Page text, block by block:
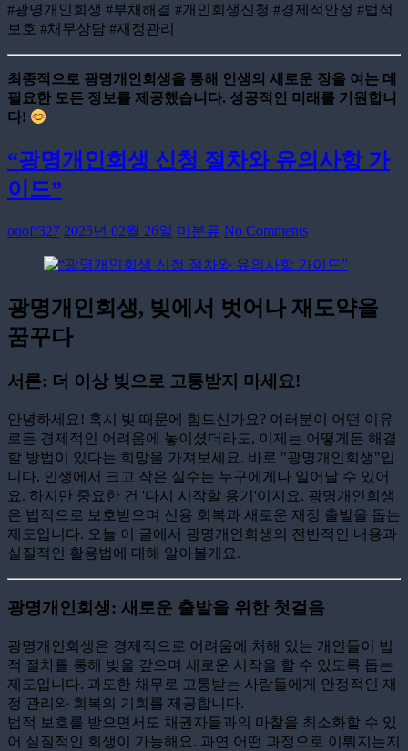
#광명개인회생 #부채해결 #개인회생신청 #경제적안정 #법적
보호 #채무상담 #재정관리
최종적으로 광명개인회생을 통해 인생의 새로운 장을 여는 데
필요한 모든 정보를 제공했습니다. 성공적인 미래를 기원합니
다!
“광명개인회생 신청 절차와 유의사항 가
이드”
onoff327 2025년 02월 26일 미분류 No Comments
광명개인회생, 빚에서 벗어나 재도약을
꿈꾸다
서론: 더 이상 빚으로 고통받지 마세요!
안녕하세요! 혹시 빚 때문에 힘드신가요? 여러분이 어떤 이유
로든 경제적인 어려움에 놓이셨더라도, 이제는 어떻게든 해결
할 방법이 있다는 희망을 가져보세요. 바로 "광명개인회생"입
니다. 인생에서 크고 작은 실수는 누구에게나 일어날 수 있어
요. 하지만 중요한 건 '다시 시작할 용기'이지요. 광명개인회생
은 법적으로 보호받으며 신용 회복과 새로운 재정 출발을 돕는
제도입니다. 오늘 이 글에서 광명개인회생의 전반적인 내용과
실질적인 활용법에 대해 알아볼게요.
광명개인회생: 새로운 출발을 위한 첫걸음
광명개인회생은 경제적으로 어려움에 처해 있는 개인들이 법
적 절차를 통해 빚을 갚으며 새로운 시작을 할 수 있도록 돕는
제도입니다. 과도한 채무로 고통받는 사람들에게 안정적인 재
정 관리와 회복의 기회를 제공합니다.
법적 보호를 받으면서도 채권자들과의 마찰을 최소화할 수 있
어 실질적인 회생이 가능해요. 과연 어떤 과정으로 이뤄지는지